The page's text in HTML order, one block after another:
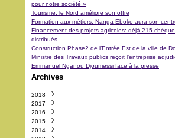
pour notre société »
Tourisme: le Nord améliore son offre
Formation aux métiers: Nanga-Eboko aura son
Financement des projets agricoles: déjà 215
distribués
Construction Phase2 de l’Entrée Est de la ville de
Ministre des Travaux publics reçoit l’entreprise
Emmanuel Nganou Djoumessi face à la presse
Archives
2018
Octobre
Septembre
Août
Juillet
2017
Décembre
Novembre
Octobre
2016
Décembre
Novembre
2015
Décembre
2014